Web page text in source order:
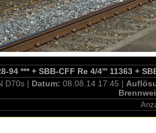
94 *** + SBB-CFF Re 4/4''' 11363 +
D70s | Datum: 08.08.14 17:45 |